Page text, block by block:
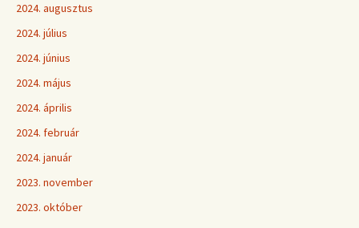
2024. augusztus
2024. július
2024. június
2024. május
2024. április
2024. február
2024. január
2023. november
2023. október